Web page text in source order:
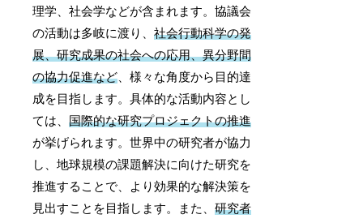
理学、社会学などが含まれます。協議会
の活動は多岐に渡り、社会行動科学の発
展、研究成果の社会への応用、異分野間
の協力促進など 、様々な角度から目的達
成を目指します。具体的な活動内容とし
ては、国際的な研究プロジェクトの推進
が挙げられます。世界中の研究者が協力
し、地球規模の課題解決に向けた研究を
推進することで、より効果的な解決策を
見出すことを目指します。また、研究者